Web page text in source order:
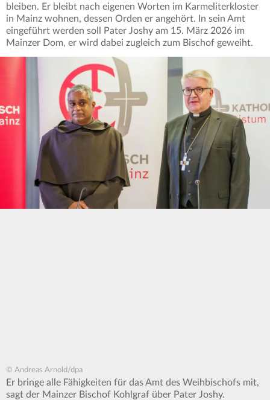
bleiben. Er bleibt nach eigenen Worten im Karmeliterkloster
in Mainz wohnen, dessen Orden er angehört. In sein Amt
eingeführt werden soll Pater Joshy am 15. März 2026 im
Mainzer Dom, er wird dabei zugleich zum Bischof geweiht.
© Andreas Arnold/dpa
Er bringe alle Fähigkeiten für das Amt des Weihbischofs mit,
sagt der Mainzer Bischof Kohlgraf über Pater Joshy.